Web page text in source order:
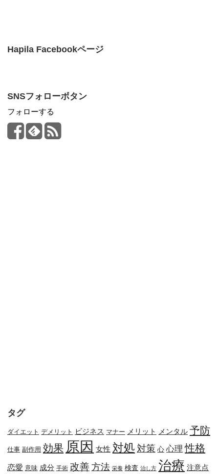
Hapila Facebookページ
SNSフォローボタン
フォローする
タグ
ダイエット デメリット ビジネス マナー メリット メンタル 予防
仕事 副作用 効果 原因 女性 対処 対策 心 心理 性格
恋愛 意味 成分 手術 改善方法 栄養 検査 治し方 治療 注意点